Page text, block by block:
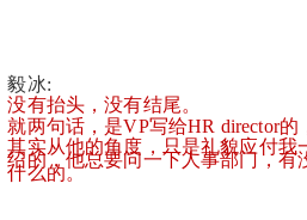
毅冰:
没有抬头，没有结尾。
就两句话，是VP写给HR director的
其实从他的角度，只是礼貌应付我
绍的，他总要问一下人事部门，有
什么的。